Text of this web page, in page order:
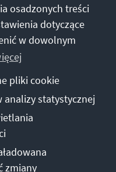
Barriere melden
osadzonych treści
dotyczące
w dowolnym
pliki cookie
analizy statystycznej
zmiany